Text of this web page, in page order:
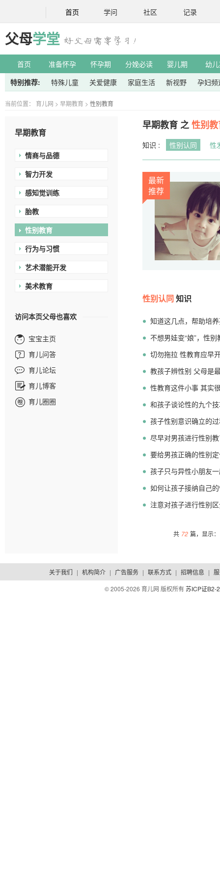
首页 学问 社区 记录
父母学堂
首页 准备怀孕 怀孕期 分娩必读 婴儿期
幼
特别推荐:
特殊儿童 关爱健康 家庭生活 新视野 孕妇频
当前位置： 育儿网 > 早期教育 > 性别教育
早期教育
情商与品德
智力开发
感知觉训练
胎教
性别教育
行为与习惯
艺术潜能开发
美术教育
访问本页父母也喜欢
宝宝主页
育儿问答
育儿论坛
育儿博客
育儿圈圈
早期教育 之性别
知识 : 性别认同 性
最新
推荐
性别认同知识
知道这几点，帮助培
不想男娃变“娘”，性
切勿拖拉 性教育应早
教孩子辨性别 父母是
性教育这件小事 其实
和孩子谈论性的九个
孩子性别意识确立的
尽早对男孩进行性别
要给男孩正确的性别
孩子只与异性小朋友
如何让孩子接纳自己
注意对孩子进行性别
共 72 篇，显示
关于我们 | 机构简介 | 广告服务 | 联系方式 | 招聘信息 |
© 2005-2026 育儿网 版权所有苏ICP证B2-